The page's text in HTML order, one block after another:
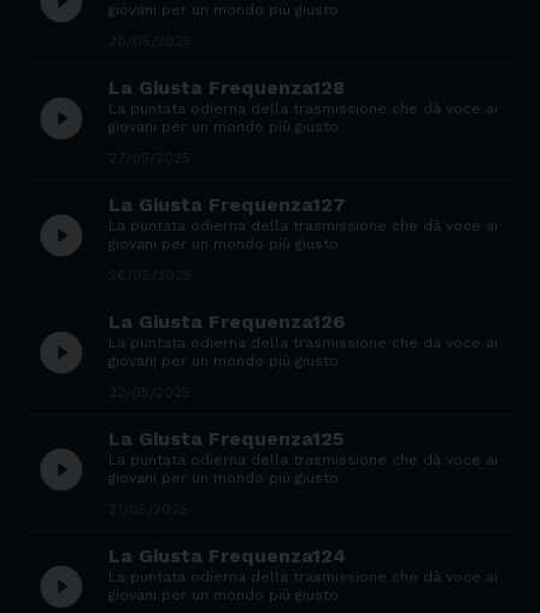
giovani per un mondo più giusto
play_circle_filled
La Giusta Frequenza128
La puntata odierna della trasmissione che dà voce ai
giovani per un mondo più giusto
play_circle_filled
La Giusta Frequenza127
La puntata odierna della trasmissione che dà voce ai
giovani per un mondo più giusto
play_circle_filled
La Giusta Frequenza126
La puntata odierna della trasmissione che dà voce ai
giovani per un mondo più giusto
play_circle_filled
La Giusta Frequenza125
La puntata odierna della trasmissione che dà voce ai
giovani per un mondo più giusto
play_circle_filled
La Giusta Frequenza124
La puntata odierna della trasmissione che dà voce ai
giovani per un mondo più giusto